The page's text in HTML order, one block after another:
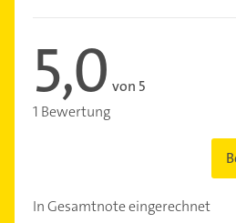
5,0 von 5
1 Bewertung
In Gesamtnote eingerechnet